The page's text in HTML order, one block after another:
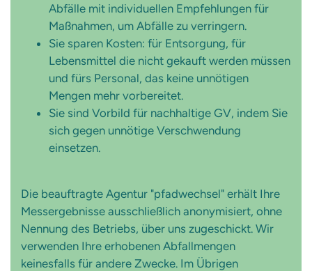
Abfälle mit individuellen Empfehlungen für
Maßnahmen, um Abfälle zu verringern.
Sie sparen Kosten: für Entsorgung, für
Lebensmittel die nicht gekauft werden müssen
und fürs Personal, das keine unnötigen
Mengen mehr vorbereitet.
Sie sind Vorbild für nachhaltige GV, indem Sie
sich gegen unnötige Verschwendung
einsetzen.
Die beauftragte Agentur "pfadwechsel" erhält Ihre
Messergebnisse ausschließlich anonymisiert, ohne
Nennung des Betriebs, über uns zugeschickt. Wir
verwenden Ihre erhobenen Abfallmengen
keinesfalls für andere Zwecke. Im Übrigen